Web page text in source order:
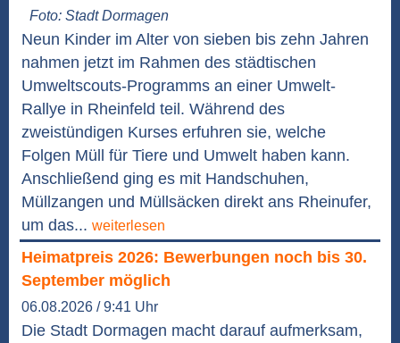
Foto: Stadt Dormagen
Neun Kinder im Alter von sieben bis zehn Jahren
nahmen jetzt im Rahmen des städtischen
Umweltscouts-Programms an einer Umwelt-
Rallye in Rheinfeld teil. Während des
zweistündigen Kurses erfuhren sie, welche
Folgen Müll für Tiere und Umwelt haben kann.
Anschließend ging es mit Handschuhen,
Müllzangen und Müllsäcken direkt ans Rheinufer,
um das... weiterlesen
Heimatpreis 2026: Bewerbungen noch bis 30.
September möglich
06.08.2026 / 9:41 Uhr
Die Stadt Dormagen macht darauf aufmerksam,